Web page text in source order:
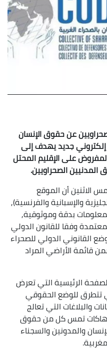
عن حقوق الإنسان
جديد يهدف إلى
على الإقليم المحتل
الصحراويين.
أن الموقع
والإسبانية والفرنسية),
بدقة وموثوقية,
وفقا للقانون الدولي
القانوني الدولي للصحراء
منذ عام 1963 ضمن قائمة الأراضي المراد
الرئيسية التي تعرض
تتطرق للوضع الحقوقي
والبلاغات التي تعالج
تمس كل من حقوق
والمدونين والسجناء